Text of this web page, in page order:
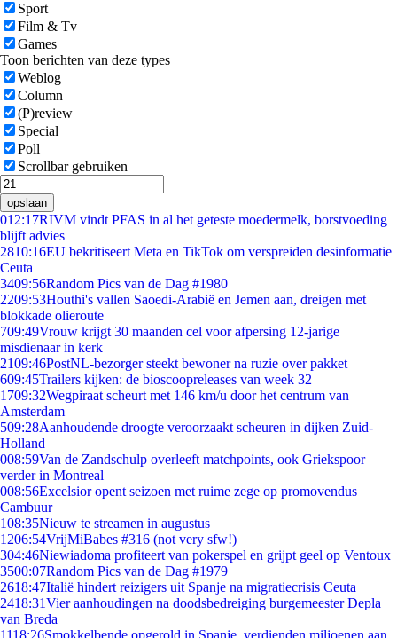
Sport
Film & Tv
Games
Toon berichten van deze types
Weblog
Column
(P)review
Special
Poll
Scrollbar gebruiken
opslaan
012:17RIVM vindt PFAS in al het geteste moedermelk, borstvoeding
blijft advies
2810:16EU bekritiseert Meta en TikTok om verspreiden desinformatie
Ceuta
3409:56Random Pics van de Dag #1980
2209:53Houthi's vallen Saoedi-Arabië en Jemen aan, dreigen met
blokkade olieroute
709:49Vrouw krijgt 30 maanden cel voor afpersing 12-jarige
misdienaar in kerk
2109:46PostNL-bezorger steekt bewoner na ruzie over pakket
609:45Trailers kijken: de bioscoopreleases van week 32
1709:32Wegpiraat scheurt met 146 km/u door het centrum van
Amsterdam
509:28Aanhoudende droogte veroorzaakt scheuren in dijken Zuid-
Holland
008:59Van de Zandschulp overleeft matchpoints, ook Griekspoor
verder in Montreal
008:56Excelsior opent seizoen met ruime zege op promovendus
Cambuur
108:35Nieuw te streamen in augustus
1206:54VrijMiBabes #316 (not very sfw!)
304:46Niewiadoma profiteert van pokerspel en grijpt geel op Ventoux
3500:07Random Pics van de Dag #1979
2618:47Italië hindert reizigers uit Spanje na migratiecrisis Ceuta
2418:31Vier aanhoudingen na doodsbedreiging burgemeester Depla
van Breda
1118:26Smokkelbende opgerold in Spanje, verdienden miljoenen aan